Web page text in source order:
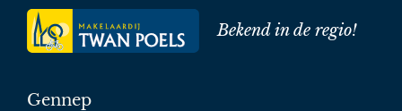
Bekend in de regio!
Gennep